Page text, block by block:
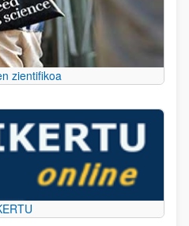
zientifikoa